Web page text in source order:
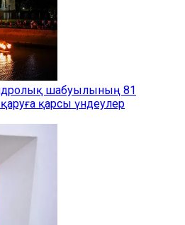
шабуылының 81
қарсы үндеулер